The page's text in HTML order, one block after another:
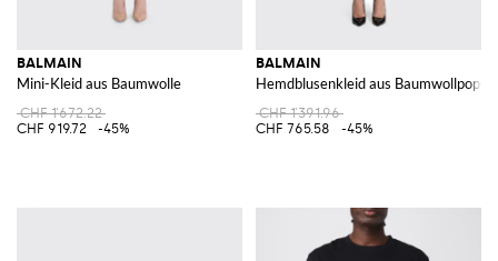
BALMAIN
Mini-Kleid aus Baumwolle
CHF 1'672.22
CHF 919.72
-45%
BALMAIN
Hemdblusenkleid aus
CHF 1'391.96
CHF 765.58
-45%